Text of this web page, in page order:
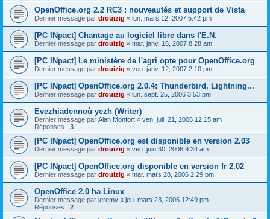
OpenOffice.org 2.2 RC3 : nouveautés et support de Vista
Dernier message par drouizig « lun. mars 12, 2007 5:42 pm
[PC INpact] Chantage au logiciel libre dans l'E.N.
Dernier message par drouizig « mar. janv. 16, 2007 8:28 am
[PC INpact] Le ministère de l'agri opte pour OpenOffice.org
Dernier message par drouizig « ven. janv. 12, 2007 2:10 pm
[PC INpact] OpenOffice.org 2.0.4: Thunderbird, Lightning...
Dernier message par drouizig « lun. sept. 25, 2006 3:53 pm
Evezhiadennoù yezh (Writer)
Dernier message par Alan Monfort « ven. juil. 21, 2006 12:15 am
Réponses : 3
[PC INpact] OpenOffice.org est disponible en version 2.03
Dernier message par drouizig « ven. juin 30, 2006 9:34 am
[PC INpact] OpenOffice.org disponible en version fr 2.02
Dernier message par drouizig « mar. mars 28, 2006 2:29 pm
OpenOffice 2.0 ha Linux
Dernier message par jeremy « jeu. mars 23, 2006 12:49 pm
Réponses : 2